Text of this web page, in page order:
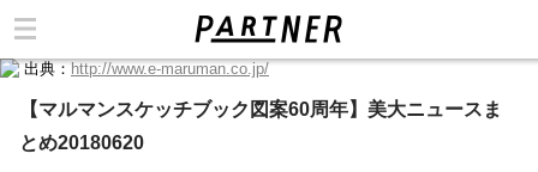
出典： http://www.e-maruman.co.jp/
【マルマンスケッチブック図案60周年】美大ニュースま
とめ20180620
カテゴリ